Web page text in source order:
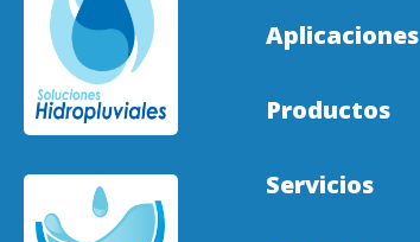
Aplicaciones
Productos
Servicios